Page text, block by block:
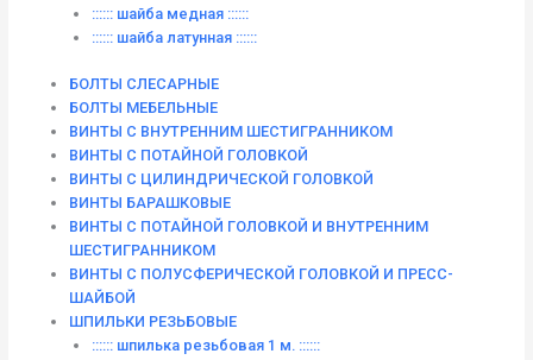
:::::: шайба медная ::::::
:::::: шайба латунная ::::::
БОЛТЫ СЛЕСАРНЫЕ
БОЛТЫ МЕБЕЛЬНЫЕ
ВИНТЫ С ВНУТРЕННИМ ШЕСТИГРАННИКОМ
ВИНТЫ С ПОТАЙНОЙ ГОЛОВКОЙ
ВИНТЫ С ЦИЛИНДРИЧЕСКОЙ ГОЛОВКОЙ
ВИНТЫ БАРАШКОВЫЕ
ВИНТЫ С ПОТАЙНОЙ ГОЛОВКОЙ И ВНУТРЕННИМ
ШЕСТИГРАННИКОМ
ВИНТЫ С ПОЛУСФЕРИЧЕСКОЙ ГОЛОВКОЙ И ПРЕСС-
ШАЙБОЙ
ШПИЛЬКИ РЕЗЬБОВЫЕ
:::::: шпилька резьбовая 1 м. ::::::